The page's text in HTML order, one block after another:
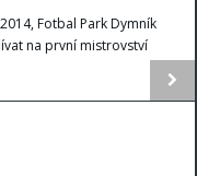
Fotbal Park Dymník
na první mistrovství